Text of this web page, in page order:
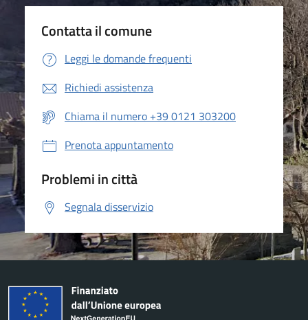
Contatta il comune
Leggi le domande frequenti
Richiedi assistenza
Chiama il numero +39 0121 303200
Prenota appuntamento
Problemi in città
Segnala disservizio